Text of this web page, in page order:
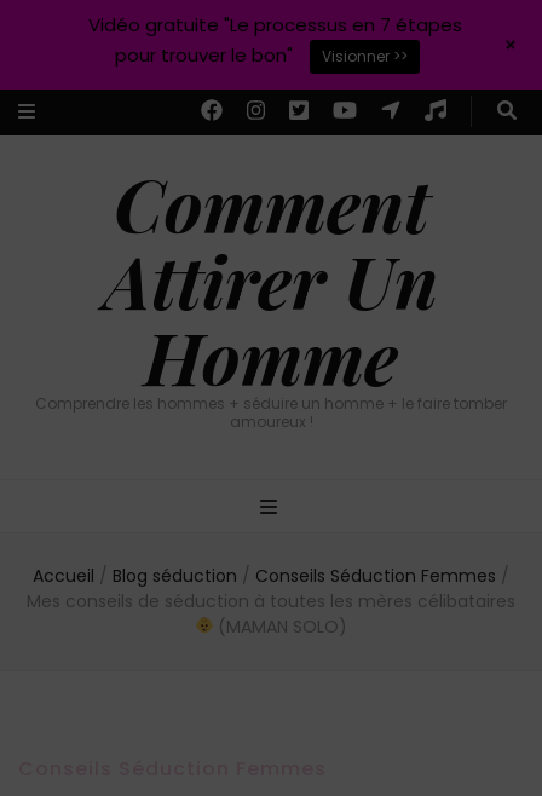
Comment
Attirer Un
Homme
Comprendre les hommes + séduire un homme + le faire tomber
amoureux !
Accueil / Blog séduction / Conseils Séduction Femmes /
Mes conseils de séduction à toutes les mères célibataires
(MAMAN SOLO)
Vidéo gratuite "Le processus en 7 étapes
pour trouver le bon"
Visionner >> +